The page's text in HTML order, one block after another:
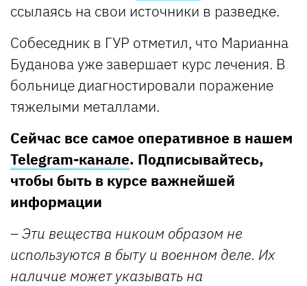
ссылаясь на свои источники в разведке.
Собеседник в ГУР отметил, что Марианна
Буданова уже завершает курс лечения. В
больнице диагностировали поражение
тяжелыми металлами.
Сейчас все самое оперативное в нашем
Telegram-канале. Подписывайтесь,
чтобы быть в курсе важнейшей
информации
–Эти вещества никоим образом не
используются в быту и военном деле. Их
наличие может указывать на